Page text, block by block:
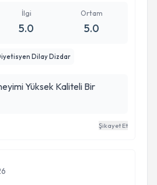
İlgi
5.0
Ortam
5.0
Dilay Dizdar
Yüksek Kaliteli Bir
Şikayet Et